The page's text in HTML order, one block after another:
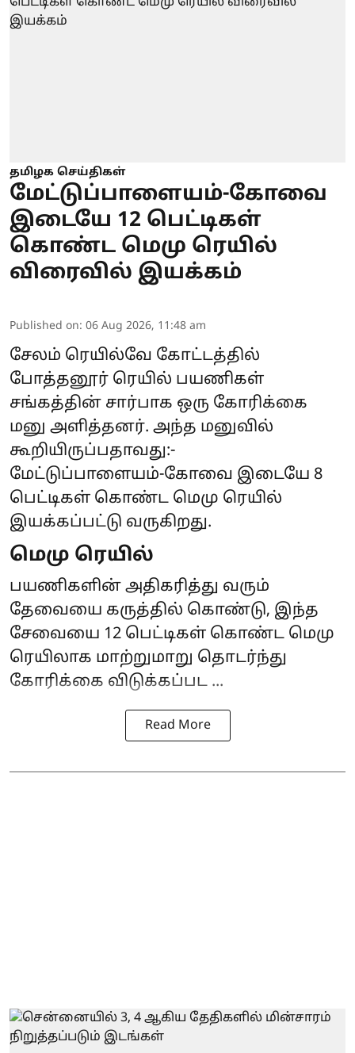
தமிழக செய்திகள்
மேட்டுப்பாளையம்-கோவை
இடையே 12 பெட்டிகள்
கொண்ட மெமு ரெயில்
விரைவில் இயக்கம்
Published on: 06 Aug 2026, 11:48 am
சேலம் ரெயில்வே கோட்டத்தில்
போத்தனூர் ரெயில் பயணிகள்
சங்கத்தின் சார்பாக ஒரு கோரிக்கை
மனு அளித்தனர். அந்த மனுவில்
கூறியிருப்பதாவது:-
மேட்டுப்பாளையம்-கோவை இடையே 8
பெட்டிகள் கொண்ட மெமு ரெயில்
இயக்கப்பட்டு வருகிறது.
மெமு ரெயில்
பயணிகளின் அதிகரித்து வரும்
தேவையை கருத்தில் கொண்டு, இந்த
சேவையை 12 பெட்டிகள் கொண்ட மெமு
ரெயிலாக மாற்றுமாறு தொடர்ந்து
கோரிக்கை விடுக்கப்பட ...
Read More